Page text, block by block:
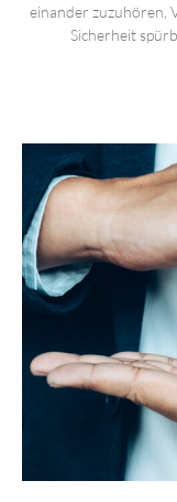
einander zuzuhören,
Sicherheit